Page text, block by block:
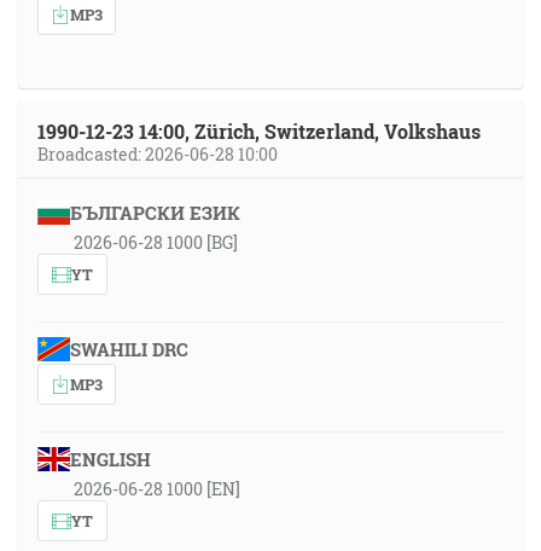
MP3
1990-12-23 14:00, Zürich, Switzerland, Volkshaus
Broadcasted: 2026-06-28 10:00
БЪЛГАРСКИ ЕЗИК
2026-06-28 1000 [BG]
YT
SWAHILI DRC
MP3
ENGLISH
2026-06-28 1000 [EN]
YT